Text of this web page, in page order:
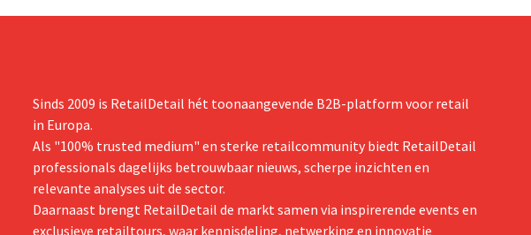
Sinds 2009 is RetailDetail hét toonaangevende B2B-platform voor retail
in Europa.
Als "100% trusted medium" en sterke retailcommunity biedt RetailDetail
professionals dagelijks betrouwbaar nieuws, scherpe inzichten en
relevante analyses uit de sector.
Daarnaast brengt RetailDetail de markt samen via inspirerende events en
exclusieve retailtours, waar kennisdeling, netwerking en innovatie